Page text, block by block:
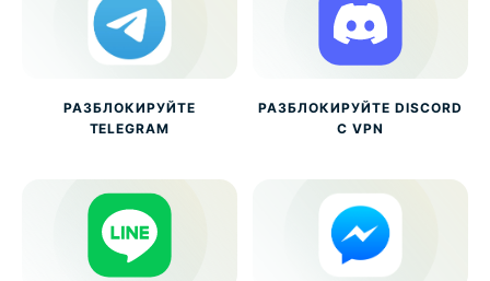
РАЗБЛОКИРУЙТЕ
TELEGRAM
РАЗБЛОКИРУЙТЕ DISCORD
С VPN